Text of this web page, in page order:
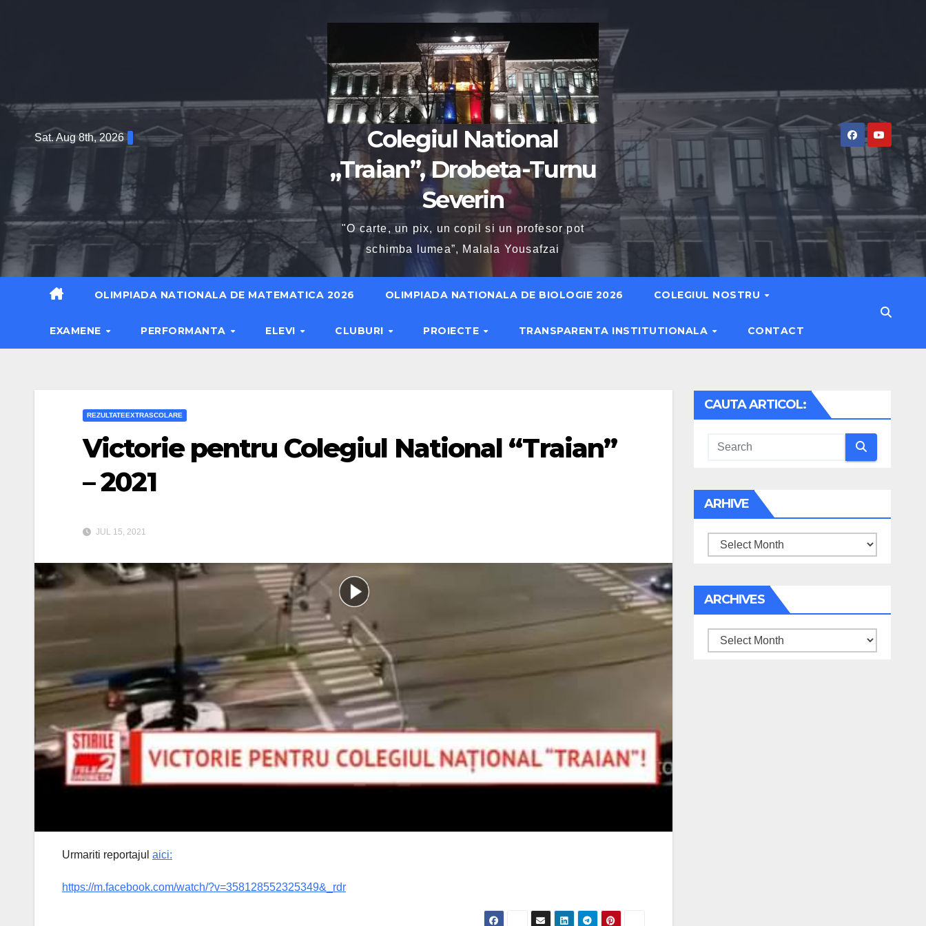
Sat. Aug 8th, 2026
Colegiul National
„Traian”, Drobeta-Turnu
Severin
"O carte, un pix, un copil si un profesor pot
schimba lumea”, Malala Yousafzai
OLIMPIADA NATIONALA DE MATEMATICA 2026 OLIMPIADA NATIONALA DE BIOLOGIE 2026 COLEGIUL NOSTRU
EXAMENE PERFORMANTA ELEVI CLUBURI PROIECTE TRANSPARENTA INSTITUTIONALA CONTACT
REZULTATEEXTRASCOLARE
Victorie pentru Colegiul National “Traian”
– 2021
JUL 15, 2021
Urmariti reportajul aici:
https://m.facebook.com/watch/?v=358128552325349&_rdr
CAUTA ARTICOL:
ARHIVE
Arhive
ARCHIVES
Archives